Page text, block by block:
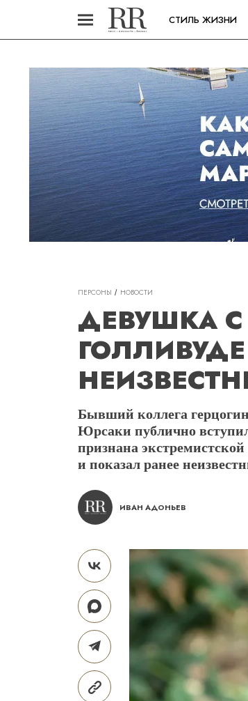
СТИЛЬ ЖИЗНИ
ПЕРСОНЫ НОВОСТИ
ДЕВУШКА
Бывший коллега
Юрсаки публично
признана
и показал ранее
ИВАН АДОНЬЕВ